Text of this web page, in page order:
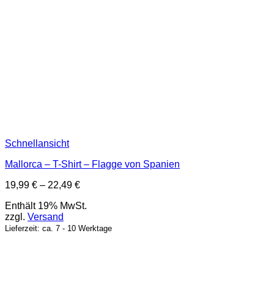
Schnellansicht
Mallorca – T-Shirt – Flagge von Spanien
19,99 € – 22,49 €Preisspanne:
bis
Enthält 19% MwSt.
zzgl. Versand
Lieferzeit: ca. 7 - 10 Werktage